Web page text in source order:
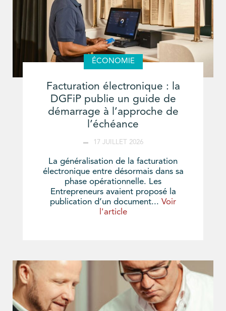
ÉCONOMIE
Facturation électronique : la
DGFiP publie un guide de
démarrage à l’approche de
l’échéance
17 JUILLET 2026
La généralisation de la facturation
électronique entre désormais dans sa
phase opérationnelle. Les
Entrepreneurs avaient proposé la
publication d’un document... Voir
l'article